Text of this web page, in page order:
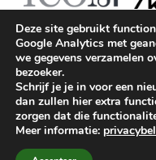
Museum Geelvinck
815194687B01 ||
747||ANBI||Privacy
Deze site gebruikt
Google Analytics met
we gegevens verzamelen
bezoeker.
Schrijf je je in voor een
dan zullen hier extra
zorgen dat die
Meer informatie: